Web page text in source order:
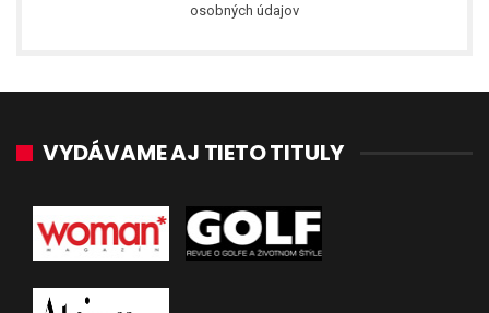
osobných údajov
VYDÁVAME AJ TIETO TITULY